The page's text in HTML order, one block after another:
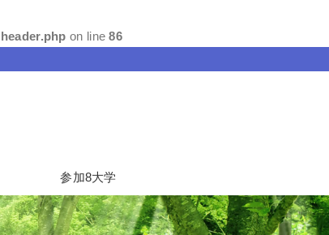
on line86
参加8大学